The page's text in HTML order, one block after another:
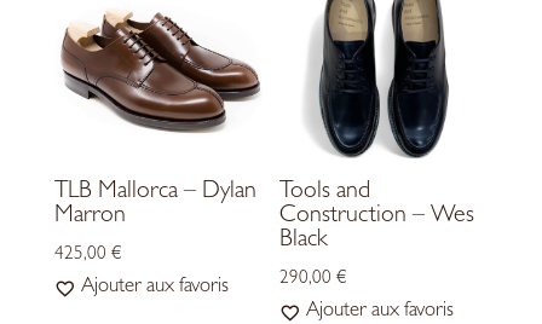
TLB Mallorca – Dylan
Marron
425,00 €
Ajouter aux favoris
Tools and
Construction – Wes
Black
290,00€
Ajouter aux favoris